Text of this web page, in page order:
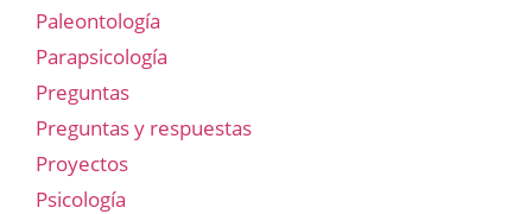
Paleontología
Parapsicología
Preguntas
Preguntas y respuestas
Proyectos
Psicología